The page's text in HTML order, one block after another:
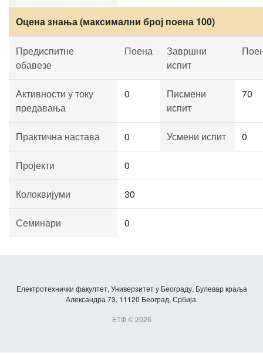
Оцена знања (максимални број поена 100)
Предиспитне
обавезе
Поена
Завршни
испит
Активности у току
предавања
0
Писмени
испит
70
Практична настава 0 Усмени испит 0
Пројекти 0
Колоквијуми 30
Семинари 0
Електротехнички факултет, Универзитет у Београду, Булевар краља
Александра 73, 11120 Београд, Србија.
ЕТФ © 2026